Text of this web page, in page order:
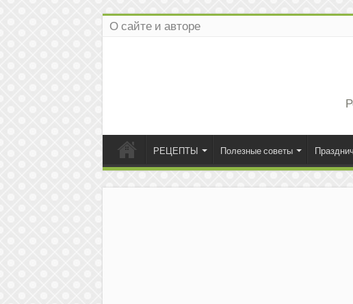
О сайте и авторе
РЕЦЕПТЫ Полезные советы